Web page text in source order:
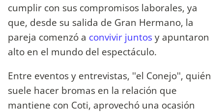
cumplir con sus compromisos laborales, ya
que, desde su salida de Gran Hermano, la
pareja comenzó a convivir juntosy apuntaron
alto en el mundo del espectáculo.
Entre eventos y entrevistas, ''el Conejo'', quién
suele hacer bromas en la relación que
mantiene con Coti, aprovechó una ocasión